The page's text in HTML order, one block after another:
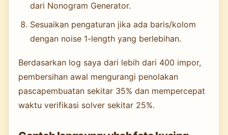
dari Nonogram Generator.
Sesuaikan pengaturan jika ada baris/kolom
dengan noise 1-length yang berlebihan.
Berdasarkan log saya dari lebih dari 400 impor,
pembersihan awal mengurangi penolakan
pascapembuatan sekitar 35% dan mempercepat
waktu verifikasi solver sekitar 25%.